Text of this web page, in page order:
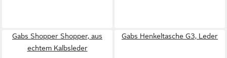
Gabs Shopper Shopper, aus
echtem Kalbsleder
Gabs Henkeltasche G3, Leder